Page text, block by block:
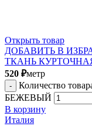
Открыть товар
ДОБАВИТЬ В
ТКАНЬ
520 ₽метр
Количество
БЕЖЕВЫЙ
В корзину
Италия